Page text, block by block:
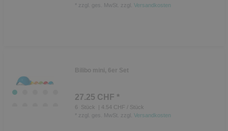
zzgl. ges. MwSt. zzgl. Versandkosten
Bilibo mini, 6er Set
27.25 CHF *
6 Stück
| 4.54 CHF / Stück
zzgl. ges. MwSt. zzgl. Versandkosten